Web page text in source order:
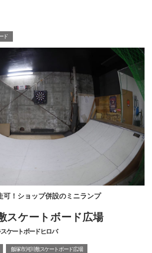
ド
可！ショップ併設のミニランプ
スケートボード広場
ケートボードヒロバ
飯塚市河川敷スケートボード広場